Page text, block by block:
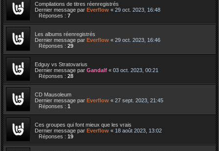
Compilations de titres réenregistrés
Dernier message par Everflow « 29 oct. 2023, 16:48
Réponses : 7
Les albums réenregistrés
Dernier message par Everflow « 29 oct. 2023, 16:46
Réponses : 29
Edguy vs Stratovarius
Dernier message par Gandalf « 03 oct. 2023, 00:21
Réponses : 28
CD Mausoleum
Dernier message par Everflow « 27 sept. 2023, 21:45
Réponses : 1
Ces groupes qui font mieux que les vrais
Dernier message par Everflow « 18 août 2023, 13:02
Réponses : 19